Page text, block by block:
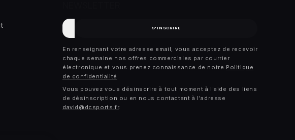
E-
mail
S'INSCRIRE
En renseignant votre adresse email, vous acceptez de recevoir
chaque semaine nos offres commerciales par courrier
électronique et vous prenez connaissance de notre Politique
de confidentialité
Vous pouvez vous désinscrire à tout moment à l'aide des liens
de désinscription ou en nous contactant à l'adresse
david@dcsports.fr.